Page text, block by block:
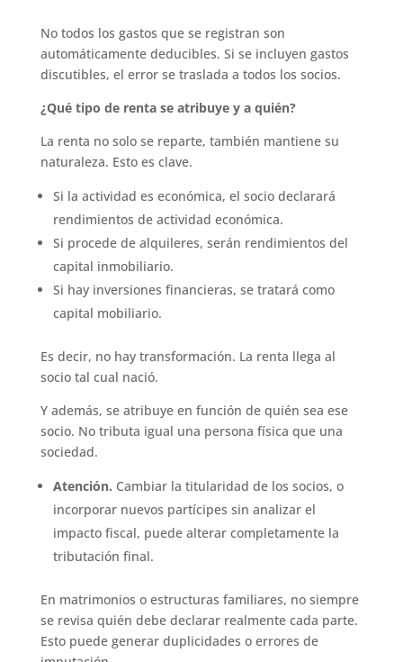
No todos los gastos que se registran son
automáticamente deducibles. Si se incluyen gastos
discutibles, el error se traslada a todos los socios.
¿Qué tipo de renta se atribuye y a quién?
La renta no solo se reparte, también mantiene su
naturaleza. Esto es clave.
Si la actividad es económica, el socio declarará
rendimientos de actividad económica.
Si procede de alquileres, serán rendimientos del
capital inmobiliario.
Si hay inversiones financieras, se tratará como
capital mobiliario.
Es decir, no hay transformación. La renta llega al
socio tal cual nació.
Y además, se atribuye en función de quién sea ese
socio. No tributa igual una persona física que una
sociedad.
Atención. Cambiar la titularidad de los socios, o
incorporar nuevos partícipes sin analizar el
impacto fiscal, puede alterar completamente la
tributación final.
En matrimonios o estructuras familiares, no siempre
se revisa quién debe declarar realmente cada parte.
Esto puede generar duplicidades o errores de